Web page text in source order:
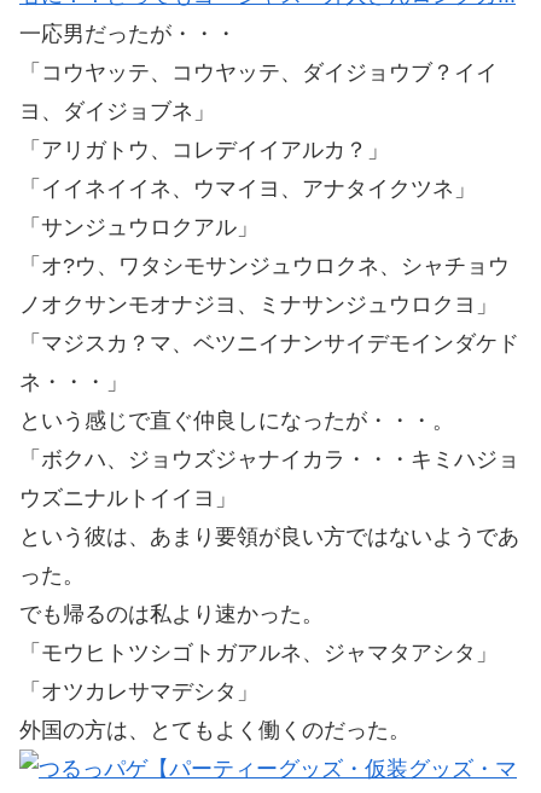
一応男だったが・・・
「コウヤッテ、コウヤッテ、ダイジョウブ？イイ
ヨ、ダイジョブネ」
「アリガトウ、コレデイイアルカ？」
「イイネイイネ、ウマイヨ、アナタイクツネ」
「サンジュウロクアル」
「オ?ウ、ワタシモサンジュウロクネ、シャチョウ
ノオクサンモオナジヨ、ミナサンジュウロクヨ」
「マジスカ？マ、ベツニイナンサイデモインダケド
ネ・・・」
という感じで直ぐ仲良しになったが・・・。
「ボクハ、ジョウズジャナイカラ・・・キミハジョ
ウズニナルトイイヨ」
という彼は、あまり要領が良い方ではないようであ
った。
でも帰るのは私より速かった。
「モウヒトツシゴトガアルネ、ジャマタアシタ」
「オツカレサマデシタ」
外国の方は、とてもよく働くのだった。